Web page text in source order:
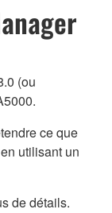
(ou
ce que
utilisant un
de détails.